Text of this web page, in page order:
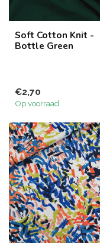
Soft Cotton Knit -
Bottle Green
€2,70
Op voorraad